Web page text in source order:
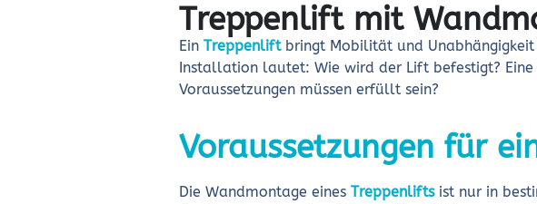
Treppenlift mit
Ein Treppenlift bringt Mobilität und
Installation lautet: Wie wird der Lift befestigt?
Voraussetzungen müssen erfüllt sein?
Voraussetzungen für
Die Wandmontage eines Treppenliftsist nur in